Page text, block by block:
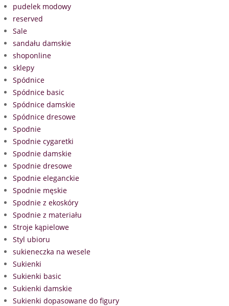
pudelek modowy
reserved
Sale
sandału damskie
shoponline
sklepy
Spódnice
Spódnice basic
Spódnice damskie
Spódnice dresowe
Spodnie
Spodnie cygaretki
Spodnie damskie
Spodnie dresowe
Spodnie eleganckie
Spodnie męskie
Spodnie z ekoskóry
Spodnie z materiału
Stroje kąpielowe
Styl ubioru
sukieneczka na wesele
Sukienki
Sukienki basic
Sukienki damskie
Sukienki dopasowane do figury